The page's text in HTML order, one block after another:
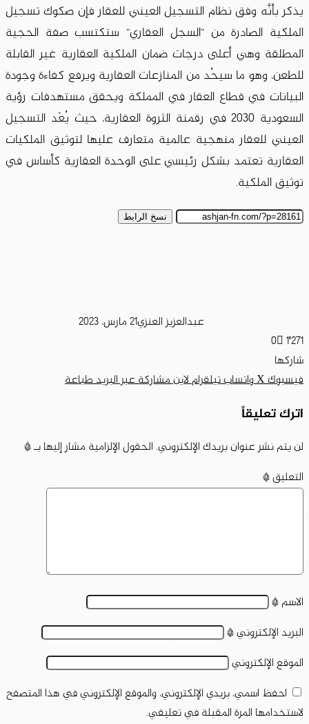
يذكر بأنَّه وفق نظام التسجيل العيني للعقار فإن صكوك تسجيل
الملكية الصادرة من “السجل العقاري” ستكتسب صفة الحجية
المطلقة وهي أعلى درجات ضمان الملكية العقارية غير القابلة
للطعن، وهو ما سيحُد من المنازعات العقارية ويرفع كفاءة وجودة
البيانات في قطاع العقار في المملكة ويحقق مستهدفات رؤية
السعودية 2030 في رقمنة الثروة العقارية، حيث يُعَد التسجيل
العيني للعقار منهجية عالمية متعارف عليها لتوثيق الملكيات
العقارية تعتمد بشكل رئيسي على الوحدة العقارية كأساس في
توثيق الملكية.
نسخ الرابط
عبدالعزيز العنزي21 مارس، 2023
0 1٬271
شاركها
فيسبوك‫Xواتسابتيلقراملاينمشاركة عبر البريدطباعة
اترك تعليقاً
لن يتم نشر عنوان بريدك الإلكتروني.الحقول الإلزامية مشار إليها بـ*
التعليق*
الاسم*
البريد الإلكتروني*
الموقع الإلكتروني
احفظ اسمي، بريدي الإلكتروني، والموقع الإلكتروني في هذا المتصفح
لاستخدامها المرة المقبلة في تعليقي.